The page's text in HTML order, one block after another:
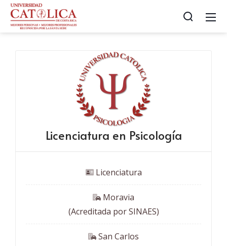
Licenciatura en Psicología
Licenciatura
Moravia
(Acreditada por SINAES)
San Carlos